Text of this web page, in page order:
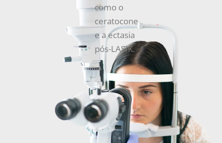
como o
ceratocone
e a ectasia
pós-LASIK.